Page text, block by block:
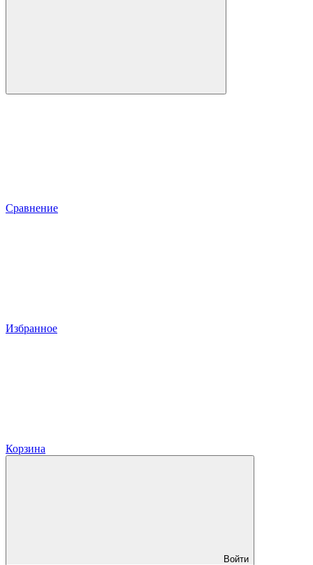
Сравнение
Избранное
Корзина
Войти